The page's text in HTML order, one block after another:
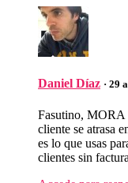
Daniel Díaz · 29
Fasutino, MORA
cliente se atrasa
es lo que usas
clientes sin